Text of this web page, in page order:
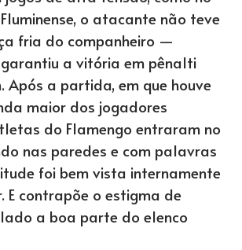
o atacante não teve
fria do companheiro —
garantiu a vitória em pênalti
Após a partida, em que houve
maior dos jogadores
do Flamengo entraram no
nas paredes e com palavras
foi bem vista internamente
E contrapõe o estigma de
a boa parte do elenco